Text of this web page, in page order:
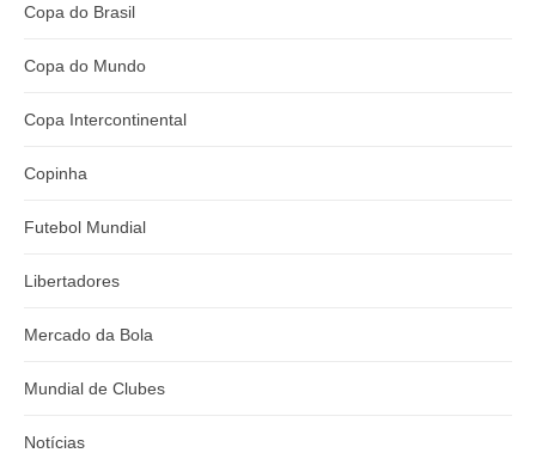
Copa do Brasil
Copa do Mundo
Copa Intercontinental
Copinha
Futebol Mundial
Libertadores
Mercado da Bola
Mundial de Clubes
Notícias